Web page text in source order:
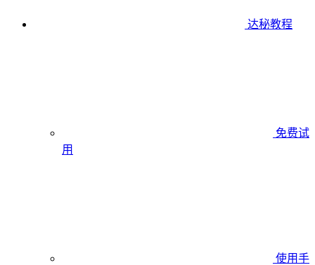
达秘教程
免费试
用
使用手